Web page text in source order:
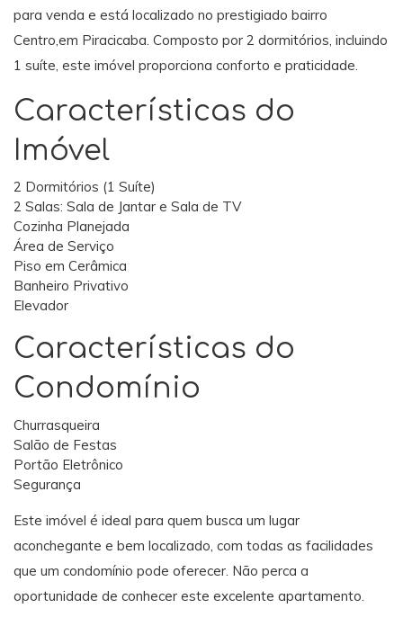
para venda e está localizado no prestigiado bairro
Centro,em Piracicaba. Composto por 2 dormitórios, incluindo
1 suíte, este imóvel proporciona conforto e praticidade.
Características do
Imóvel
2 Dormitórios (1 Suíte)
2 Salas: Sala de Jantar e Sala de TV
Cozinha Planejada
Área de Serviço
Piso em Cerâmica
Banheiro Privativo
Elevador
Características do
Condomínio
Churrasqueira
Salão de Festas
Portão Eletrônico
Segurança
Este imóvel é ideal para quem busca um lugar
aconchegante e bem localizado, com todas as facilidades
que um condomínio pode oferecer. Não perca a
oportunidade de conhecer este excelente apartamento.